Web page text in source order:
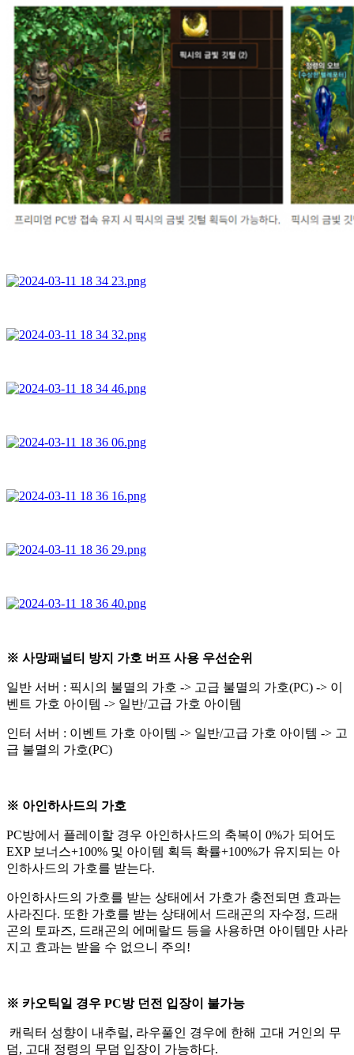
※ 사망패널티 방지 가호 버프 사용 우선순위
일반 서버 : 픽시의 불멸의 가호 -> 고급 불멸의 가호(PC) -> 이
벤트 가호 아이템 -> 일반/고급 가호 아이템
인터 서버 : 이벤트 가호 아이템 -> 일반/고급 가호 아이템 -> 고
급 불멸의 가호(PC)
※ 아인하사드의 가호
PC방에서 플레이할 경우 아인하사드의 축복이 0%가 되어도
EXP 보너스+100% 및 아이템 획득 확률+100%가 유지되는 아
인하사드의 가호를 받는다.
아인하사드의 가호를 받는 상태에서 가호가 충전되면 효과는
사라진다. 또한 가호를 받는 상태에서 드래곤의 자수정, 드래
곤의 토파즈, 드래곤의 에메랄드 등을 사용하면 아이템만 사라
지고 효과는 받을 수 없으니 주의!
※ 카오틱일 경우 PC방 던전 입장이 불가능
캐릭터 성향이 내추럴, 라우풀인 경우에 한해 고대 거인의 무
덤, 고대 정령의 무덤 입장이 가능하다.